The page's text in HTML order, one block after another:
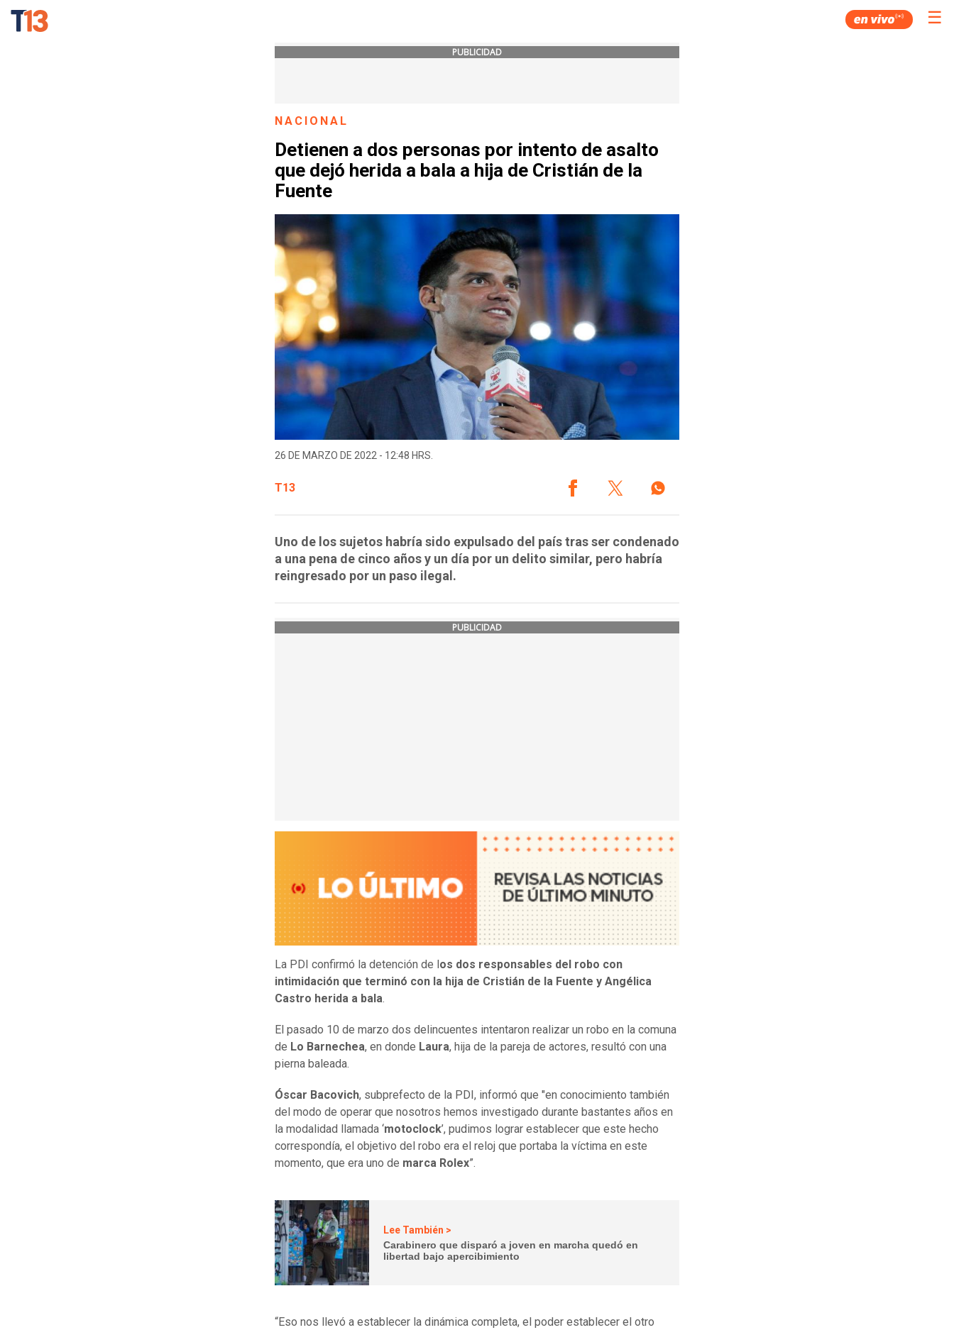
☰
PUBLICIDAD
NACIONAL
Detienen a dos personas por intento de asalto
que dejó herida a bala a hija de Cristián de la
Fuente
26 DE MARZO DE 2022 - 12:48 HRS.
T13
Uno de los sujetos habría sido expulsado del país tras ser condenado
a una pena de cinco años y un día por un delito similar, pero habría
reingresado por un paso ilegal.
PUBLICIDAD
La PDI confirmó la detención de l os dos responsables del robo con
intimidación que terminó con la hija de Cristián de la Fuente y Angélica
Castro herida a bala.
El pasado 10 de marzo dos delincuentes intentaron realizar un robo en la comuna
de Lo Barnechea, en donde Laura, hija de la pareja de actores, resultó con una
pierna baleada.
Óscar Bacovich, subprefecto de la PDI, informó que "en conocimiento también
del modo de operar que nosotros hemos investigado durante bastantes años en
la modalidad llamada ‘motoclock’, pudimos lograr establecer que este hecho
correspondía, el objetivo del robo era el reloj que portaba la víctima en este
momento, que era uno de marca Rolex”.
Lee También >
Carabinero que disparó a joven en marcha quedó en
libertad bajo apercibimiento
“Eso nos llevó a establecer la dinámica completa, el poder establecer el otro